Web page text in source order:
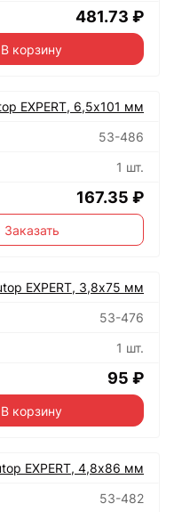
481.73 ₽
В корзину
EXPERT, 6,5х101 мм
53-486
1 шт.
167.35 ₽
Заказать
EXPERT, 3,8х75 мм
53-476
1 шт.
95 ₽
В корзину
EXPERT, 4,8х86 мм
53-482